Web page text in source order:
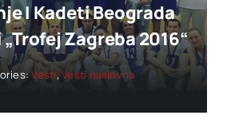
I Kadeti Beograda
Zagreba 2016“
Vesti,Vesti naslovna